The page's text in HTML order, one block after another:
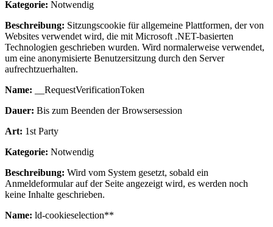
Kategorie: Notwendig
Beschreibung: Sitzungscookie für allgemeine Plattformen, der von
Websites verwendet wird, die mit Microsoft .NET-basierten
Technologien geschrieben wurden. Wird normalerweise verwendet,
um eine anonymisierte Benutzersitzung durch den Server
aufrechtzuerhalten.
Name: __RequestVerificationToken
Dauer: Bis zum Beenden der Browsersession
Art: 1st Party
Kategorie: Notwendig
Beschreibung: Wird vom System gesetzt, sobald ein
Anmeldeformular auf der Seite angezeigt wird, es werden noch
keine Inhalte geschrieben.
Name: ld-cookieselection**